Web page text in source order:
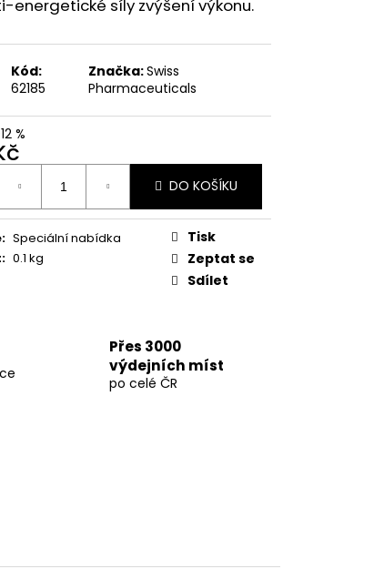
energetické síly zvýšení výkonu.
Kód:
62185
Značka:Swiss
Pharmaceuticals
%
DO KOŠÍKU
: Speciální nabídka
: 0.1 kg
Tisk
Zeptat se
Sdílet
Přes 3000
výdejních míst
po celé ČR